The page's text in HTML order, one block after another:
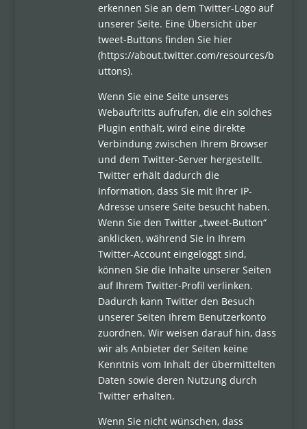
erkennen Sie an dem Twitter-Logo auf
unserer Seite. Eine Übersicht über
tweet-Buttons finden Sie hier
(https://about.twitter.com/resources/b
uttons).
Wenn Sie eine Seite unseres
Webauftritts aufrufen, die ein solches
Plugin enthält, wird eine direkte
Verbindung zwischen Ihrem Browser
und dem Twitter-Server hergestellt.
Twitter erhält dadurch die
Information, dass Sie mit Ihrer IP-
Adresse unsere Seite besucht haben.
Wenn Sie den Twitter „tweet-Button“
anklicken, während Sie in Ihrem
Twitter-Account eingeloggt sind,
können Sie die Inhalte unserer Seiten
auf Ihrem Twitter-Profil verlinken.
Dadurch kann Twitter den Besuch
unserer Seiten Ihrem Benutzerkonto
zuordnen. Wir weisen darauf hin, dass
wir als Anbieter der Seiten keine
Kenntnis vom Inhalt der übermittelten
Daten sowie deren Nutzung durch
Twitter erhalten.
Wenn Sie nicht wünschen, dass